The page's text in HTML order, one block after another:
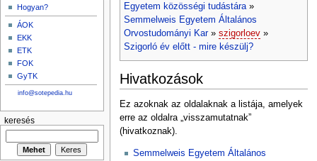
Egyetem közösségi tudástára»
Semmelweis Egyetem Általános
Orvostudományi Kar» szigorloev»
Szigorló év előtt - mire készülj?
Hivatkozások
Ez azoknak az oldalaknak a listája, amelyek
erre az oldalra „visszamutatnak”
(hivatkoznak).
Semmelweis Egyetem Általános
Hogyan?
ÁOK
EKK
ETK
FOK
GyTK
info@sotepedia.hu
keresés